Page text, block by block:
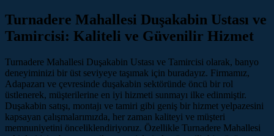
Turnadere Mahallesi Duşakabin Ustası ve
Tamircisi: Kaliteli ve Güvenilir Hizmet
Turnadere Mahallesi Duşakabin Ustası ve Tamircisi olarak, banyo
deneyiminizi bir üst seviyeye taşımak için buradayız. Firmamız,
Adapazarı ve çevresinde duşakabin sektöründe öncü bir rol
üstlenerek, müşterilerine en iyi hizmeti sunmayı ilke edinmiştir.
Duşakabin satışı, montajı ve tamiri gibi geniş bir hizmet yelpazesini
kapsayan çalışmalarımızda, her zaman kaliteyi ve müşteri
memnuniyetini önceliklendiriyoruz. Özellikle Turnadere Mahallesi